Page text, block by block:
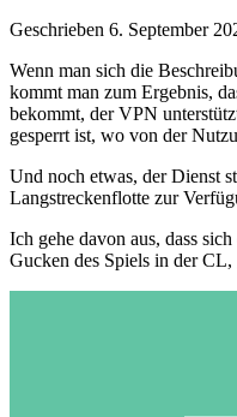
Geschrieben 6. September
Wenn man sich die
kommt man zum Ergebnis,
bekommt, der VPN
gesperrt ist, wo von der
Und noch etwas, der Dienst
Langstreckenflotte zur
Ich gehe davon aus, dass
Gucken des Spiels in der CL,